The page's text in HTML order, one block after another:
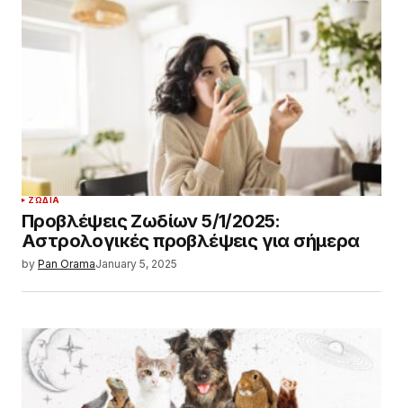
ΖΏΔΙΑ
Προβλέψεις Ζωδίων 5/1/2025:
Αστρολογικές προβλέψεις για σήμερα
by Pan OramaJanuary 5, 2025